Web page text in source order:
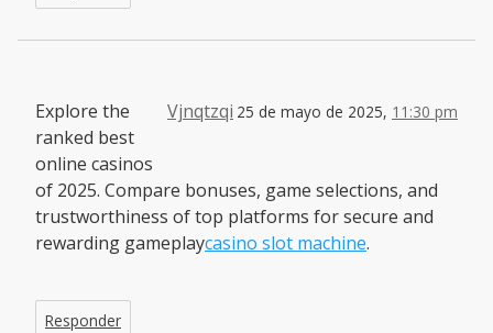
Vjnqtzqi 25 de mayo de 2025, 11:30 pm
Explore the
ranked best
online casinos
of 2025. Compare bonuses, game selections, and
trustworthiness of top platforms for secure and
rewarding gameplaycasino slot machine.
Responder